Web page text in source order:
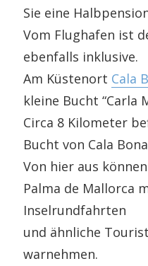
Sie eine
Vom Flughafen ist
ebenfalls inklusive.
Am Küstenort Cala
kleine Bucht “Carla
Circa 8 Kilometer
Bucht von Cala
Von hier aus
Palma de Mallorca
Inselrundfahrten
und ähnliche
warnehmen.